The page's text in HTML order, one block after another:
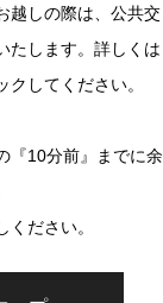
越しの際は、公共交
たします。詳しくは
クしてください。
『10分前』までに余
ださい。